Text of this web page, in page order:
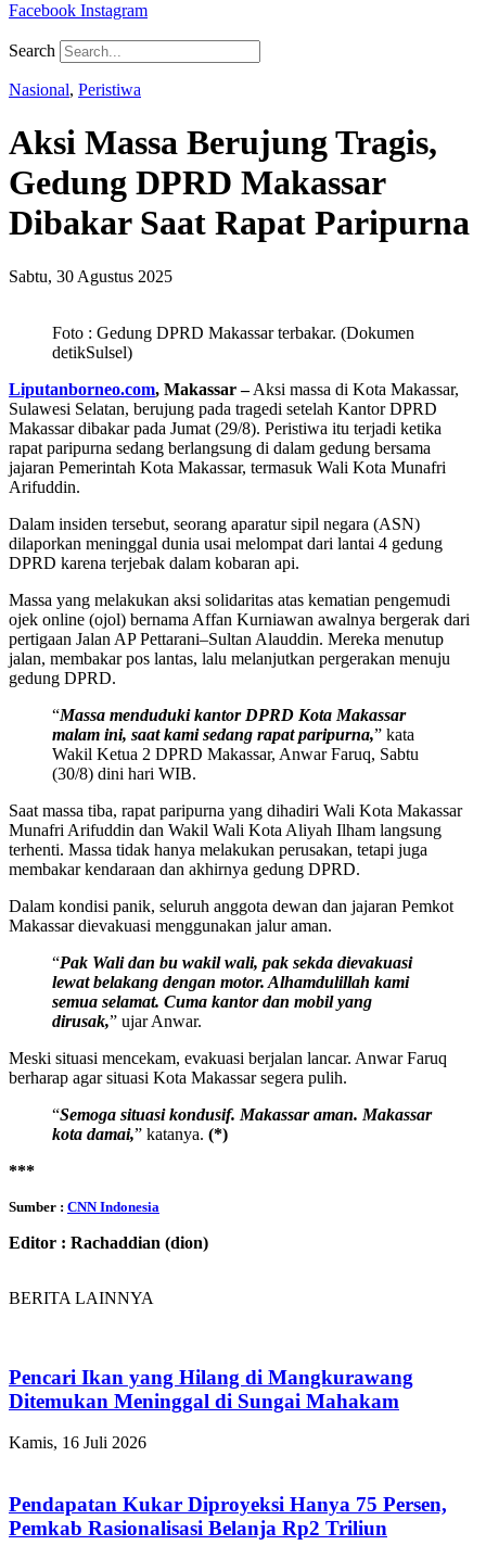
Facebook Instagram
Search
Nasional, Peristiwa
Aksi Massa Berujung Tragis,
Gedung DPRD Makassar
Dibakar Saat Rapat Paripurna
Sabtu, 30 Agustus 2025
Foto : Gedung DPRD Makassar terbakar. (Dokumen
detikSulsel)
Liputanborneo.com, Makassar –Aksi massa di Kota Makassar,
Sulawesi Selatan, berujung pada tragedi setelah Kantor DPRD
Makassar dibakar pada Jumat (29/8). Peristiwa itu terjadi ketika
rapat paripurna sedang berlangsung di dalam gedung bersama
jajaran Pemerintah Kota Makassar, termasuk Wali Kota Munafri
Arifuddin.
Dalam insiden tersebut, seorang aparatur sipil negara (ASN)
dilaporkan meninggal dunia usai melompat dari lantai 4 gedung
DPRD karena terjebak dalam kobaran api.
Massa yang melakukan aksi solidaritas atas kematian pengemudi
ojek online (ojol) bernama Affan Kurniawan awalnya bergerak dari
pertigaan Jalan AP Pettarani–Sultan Alauddin. Mereka menutup
jalan, membakar pos lantas, lalu melanjutkan pergerakan menuju
gedung DPRD.
“Massa menduduki kantor DPRD Kota Makassar
malam ini, saat kami sedang rapat paripurna,” kata
Wakil Ketua 2 DPRD Makassar, Anwar Faruq, Sabtu
(30/8) dini hari WIB.
Saat massa tiba, rapat paripurna yang dihadiri Wali Kota Makassar
Munafri Arifuddin dan Wakil Wali Kota Aliyah Ilham langsung
terhenti. Massa tidak hanya melakukan perusakan, tetapi juga
membakar kendaraan dan akhirnya gedung DPRD.
Dalam kondisi panik, seluruh anggota dewan dan jajaran Pemkot
Makassar dievakuasi menggunakan jalur aman.
“Pak Wali dan bu wakil wali, pak sekda dievakuasi
lewat belakang dengan motor. Alhamdulillah kami
semua selamat. Cuma kantor dan mobil yang
dirusak,” ujar Anwar.
Meski situasi mencekam, evakuasi berjalan lancar. Anwar Faruq
berharap agar situasi Kota Makassar segera pulih.
“Semoga situasi kondusif. Makassar aman. Makassar
kota damai,” katanya. (*)
***
Sumber : CNN Indonesia
Editor : Rachaddian (dion)
BERITA LAINNYA
Pencari Ikan yang Hilang di Mangkurawang
Ditemukan Meninggal di Sungai Mahakam
Kamis, 16 Juli 2026
Pendapatan Kukar Diproyeksi Hanya 75 Persen,
Pemkab Rasionalisasi Belanja Rp2 Triliun